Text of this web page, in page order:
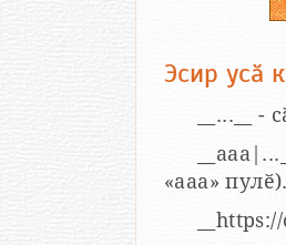
Эсир усӑ
__...__
«ааа» пулӗ).